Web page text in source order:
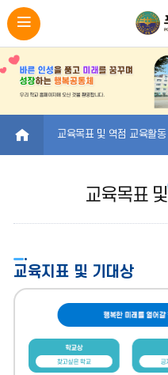
HOME 교육목표 및 역점 교육활동
교육목표
교육지표 및 기대상